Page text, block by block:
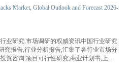
Market, Global Outlook and Forecast 2026-
业研究,市场调研的权威资讯中国行业研究
究报告,行业分析报告,汇集了各行业市场分
资咨询,项目可行性研究,商业计划书,上市